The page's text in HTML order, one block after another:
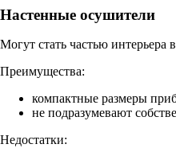
Настенные осушители
Могут стать частью интерьера
Преимущества:
компактные размеры
не подразумевают
Недостатки: